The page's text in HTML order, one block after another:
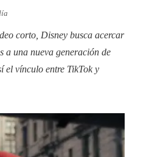
corto, Disney busca acercar
a una nueva generación de
el vínculo entre TikTok y